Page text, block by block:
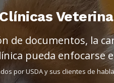
de documentos, la
pueda enfocarse
por USDA y sus clientes de